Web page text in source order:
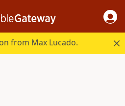
from Max Lucado.